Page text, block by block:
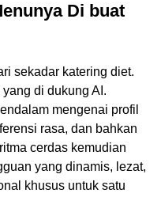
Di buat
sekadar katering diet.
di dukung AI.
mengenai profil
rasa, dan bahkan
cerdas kemudian
yang dinamis, lezat,
khusus untuk satu